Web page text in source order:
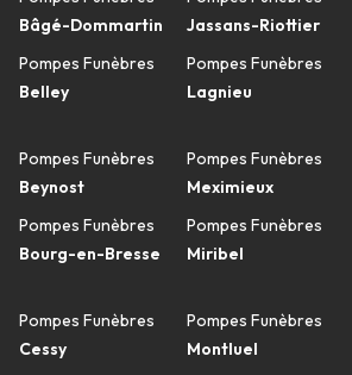
Bâgé-Dommartin
Pompes Funèbres
Belley
Pompes Funèbres
Beynost
Pompes Funèbres
Bourg-en-Bresse
Pompes Funèbres
Cessy
Jassans-Riottier
Pompes Funèbres
Lagnieu
Pompes Funèbres
Meximieux
Pompes Funèbres
Miribel
Pompes Funèbres
Montluel